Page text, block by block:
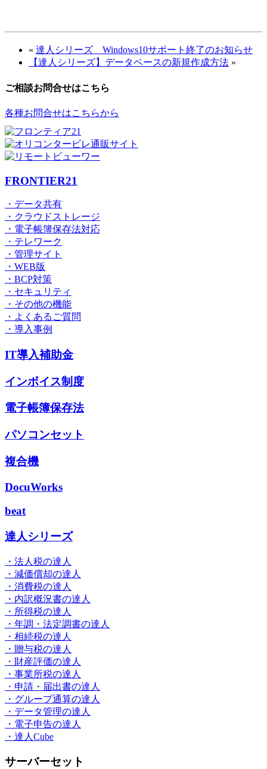
« 達人シリーズ Windows10サポート終了のお知らせ
【達人シリーズ】データベースの新規作成方法 »
ご相談お問合せはこちら
各種お問合せはこちらから
FRONTIER21
・データ共有
・クラウドストレージ
・電子帳簿保存法対応
・テレワーク
・管理サイト
・WEB版
・BCP対策
・セキュリティ
・その他の機能
・よくあるご質問
・導入事例
IT導入補助金
インボイス制度
電子帳簿保存法
パソコンセット
複合機
DocuWorks
beat
達人シリーズ
・法人税の達人
・減価償却の達人
・消費税の達人
・内訳概況書の達人
・所得税の達人
・年調・法定調書の達人
・相続税の達人
・贈与税の達人
・財産評価の達人
・事業所税の達人
・申請・届出書の達人
・グループ通算の達人
・データ管理の達人
・電子申告の達人
・達人Cube
サーバーセット